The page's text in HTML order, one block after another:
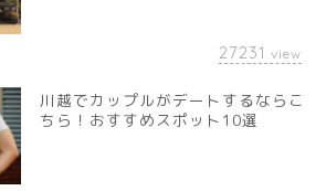
27231 view
川越でカップルがデートするならこ
ちら！おすすめスポット10選